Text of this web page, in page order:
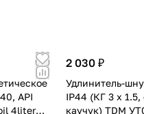
API
4liter
2 030 ₽
Удлинитель-
IP44 (КГ 3 х
каучук) TDM